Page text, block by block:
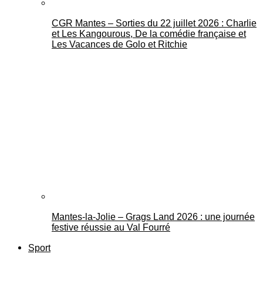
CGR Mantes – Sorties du 22 juillet 2026 : Charlie
et Les Kangourous, De la comédie française et
Les Vacances de Golo et Ritchie
Mantes-la-Jolie – Grags Land 2026 : une journée
festive réussie au Val Fourré
Sport